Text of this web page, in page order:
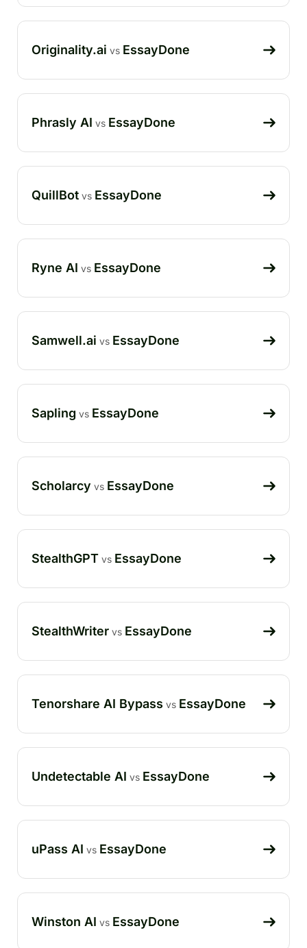
Originality.ai vs EssayDone
Phrasly AI vs EssayDone
QuillBot vs EssayDone
Ryne AI vs EssayDone
Samwell.ai vs EssayDone
Sapling vs EssayDone
Scholarcy vs EssayDone
StealthGPT vs EssayDone
StealthWriter vs EssayDone
Tenorshare AI Bypass vs EssayDone
Undetectable AI vs EssayDone
uPass AI vs EssayDone
Winston AI vs EssayDone